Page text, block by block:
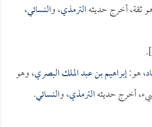
ثقة، أخرج حديثهالترمذي، والنسائي،
].
، هو:إبراهيم بن عبد الملك البصري، وهو
أخرج حديثهالترمذي، والنسائي.